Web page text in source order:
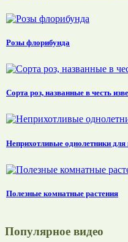
Розы флорибунда
Сорта роз, названные в честь
Неприхотливые однолетники
Полезные комнатные растения
Популярное видео